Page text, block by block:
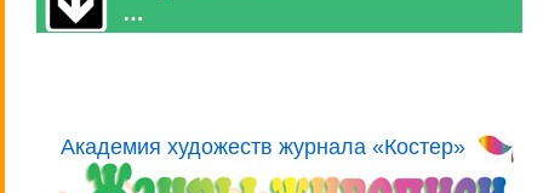
…
Академия художеств журнала «Костер»